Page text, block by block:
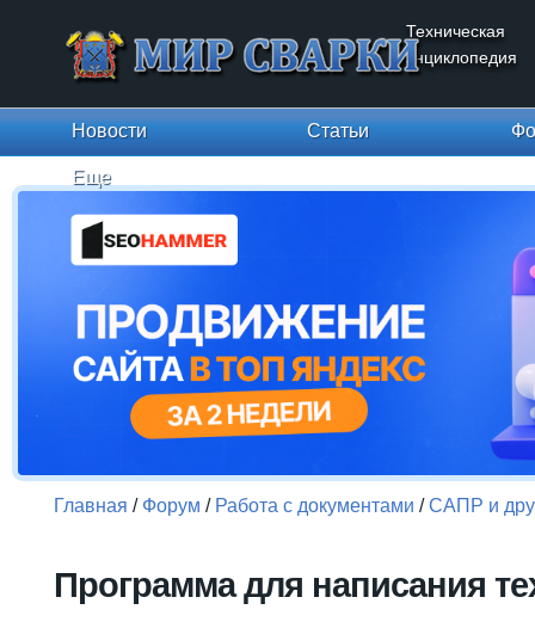
Техническая
энциклопедия
Новости Статьи
Еще
Главная / Форум / Работа с документами /САПР и
Программа для написания